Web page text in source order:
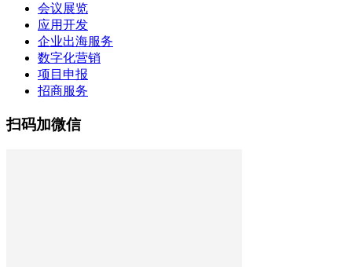
会议展览
应用开发
企业出海服务
数字化营销
项目申报
招商服务
扫码加微信